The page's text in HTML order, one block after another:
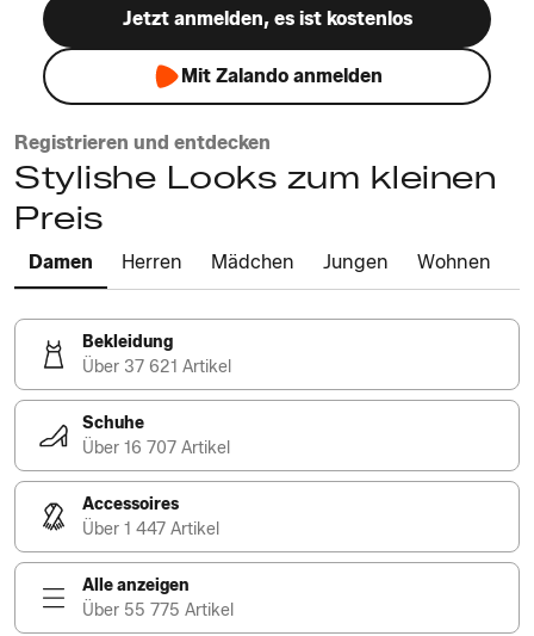
Jetzt anmelden, es ist kostenlos
Mit Zalando anmelden
Registrieren und entdecken
Stylishe Looks zum kleinen
Preis
Damen Herren Mädchen Jungen Wohnen
Bekleidung
Über 37 621 Artikel
Schuhe
Über 16 707 Artikel
Accessoires
Über 1 447 Artikel
Alle anzeigen
Über 55 775 Artikel